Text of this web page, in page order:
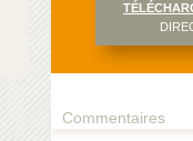
Commentaires